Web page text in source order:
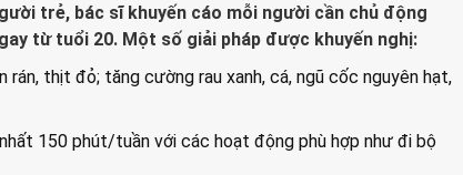
trẻ, bác sĩ khuyến cáo mỗi người cần chủ động
từ tuổi 20. Một số giải pháp được khuyến nghị:
rán, thịt đỏ; tăng cường rau xanh, cá, ngũ cốc nguyên hạt,
150 phút/tuần với các hoạt động phù hợp như đi bộ